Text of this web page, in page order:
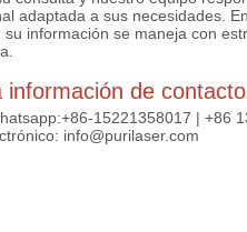
adaptada a sus necesidades.
su información se maneja con
información de contacto
15221358017 | +86
info@purilaser.com